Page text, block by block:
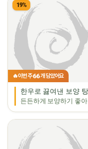
19%
🔥이번 주66개 담았어요
한우로 끓여낸 보양 탕
든든하게 보양하기 좋